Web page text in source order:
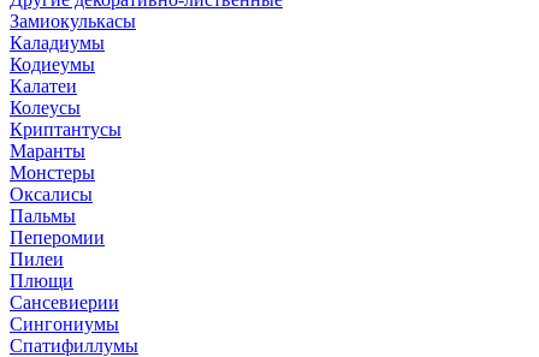
Замиокулькасы
Каладиумы
Кодиеумы
Калатеи
Колеусы
Криптантусы
Маранты
Монстеры
Оксалисы
Пальмы
Пеперомии
Пилеи
Плющи
Сансевиерии
Сингониумы
Спатифиллумы